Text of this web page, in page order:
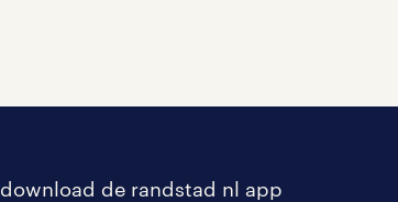
download de randstad nl app